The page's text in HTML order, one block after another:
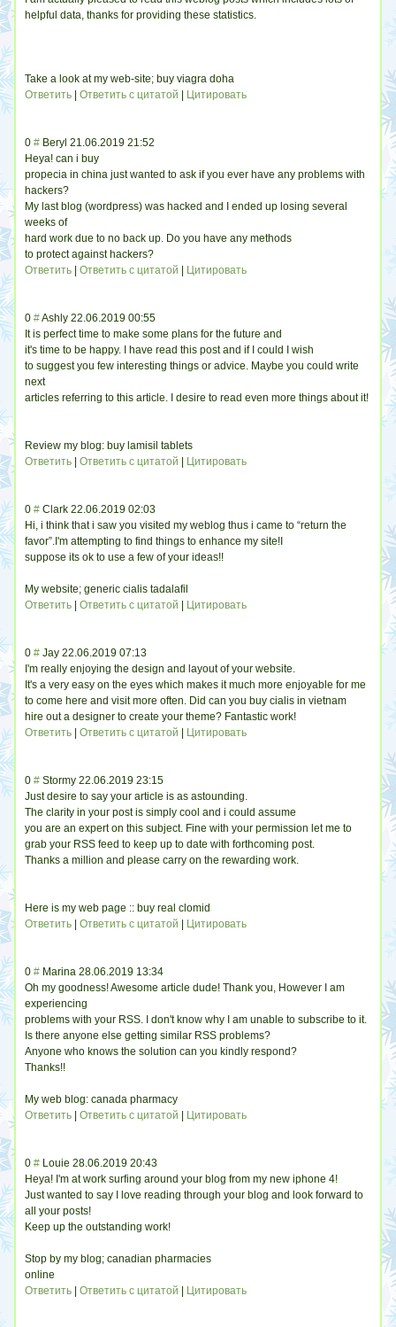
helpful data, thanks for providing these statistics.
Take a look at my web-site; buy viagra doha
Ответить |Ответить с цитатой Цитировать
0 # Beryl 21.06.2019 21:52
Heya! can i buy
propecia in china just wanted to ask if you ever have any problems with
hackers?
My last blog (wordpress) was hacked and I ended up losing several
weeks of
hard work due to no back up. Do you have any methods
to protect against hackers?
Ответить |Ответить с цитатой Цитировать
0 #Ashly 22.06.2019 00:55
It is perfect time to make some plans for the future and
it's time to be happy. I have read this post and if I could I wish
to suggest you few interesting things or advice. Maybe you could write
next
articles referring to this article. I desire to read even more things about it!
Review my blog: buy lamisil tablets
Ответить |Ответить с цитатой Цитировать
0 # Clark 22.06.2019 02:03
Hi, i think that i saw you visited my weblog thus i came to “return the
favor”.I'm attempting to find things to enhance my site!I
suppose its ok to use a few of your ideas!!
My website; generic cialis tadalafil
Ответить |Ответить с цитатой Цитировать
0 # Jay 22.06.2019 07:13
I'm really enjoying the design and layout of your website.
It's a very easy on the eyes which makes it much more enjoyable for me
to come here and visit more often. Did can you buy cialis in vietnam
hire out a designer to create your theme? Fantastic work!
Ответить |Ответить с цитатой Цитировать
0 # Stormy 22.06.2019 23:15
Just desire to say your article is as astounding.
The clarity in your post is simply cool and i could assume
you are an expert on this subject. Fine with your permission let me to
grab your RSS feed to keep up to date with forthcoming post.
Thanks a million and please carry on the rewarding work.
Here is my web page :: buy real clomid
Ответить |Ответить с цитатой Цитировать
0 # Marina 28.06.2019 13:34
Oh my goodness! Awesome article dude! Thank you, However I am
experiencing
problems with your RSS. I don't know why I am unable to subscribe to it.
Is there anyone else getting similar RSS problems?
Anyone who knows the solution can you kindly respond?
Thanks!!
My web blog: canada pharmacy
Ответить |Ответить с цитатой Цитировать
0 # Louie 28.06.2019 20:43
Heya! I'm at work surfing around your blog from my new iphone 4!
Just wanted to say I love reading through your blog and look forward to
all your posts!
Keep up the outstanding work!
Stop by my blog; canadian pharmacies
online
Ответить |Ответить с цитатой Цитировать